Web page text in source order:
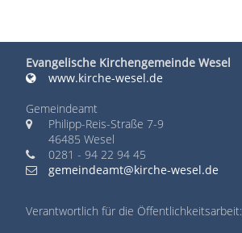
Evangelische Kirchengemeinde Wesel
www.kirche-wesel.de
Gemeindeamt
Philipp-Reis-Straße 7-9
46485 Wesel
0281 - 94 22 94 45
gemeindeamt@kirche-wesel.de
Verantwortlich für die Öffentlichkeitsarbeit: